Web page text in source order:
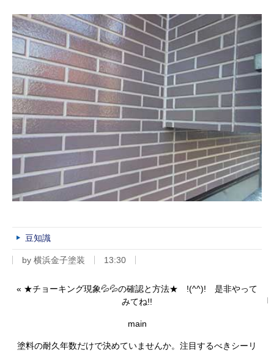
豆知識
by 横浜金子塗装 13:30
« ★チョーキング現象💦💦の確認と方法★ !(^^)! 是非やって
みてね!!
main
塗料の耐久年数だけで決めていませんか。注目するべきシーリ